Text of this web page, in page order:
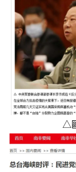
△